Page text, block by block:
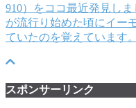
910）をココ最近発見し
が流行り始めた頃にイー
ていたのを覚えています
スポンサーリンク